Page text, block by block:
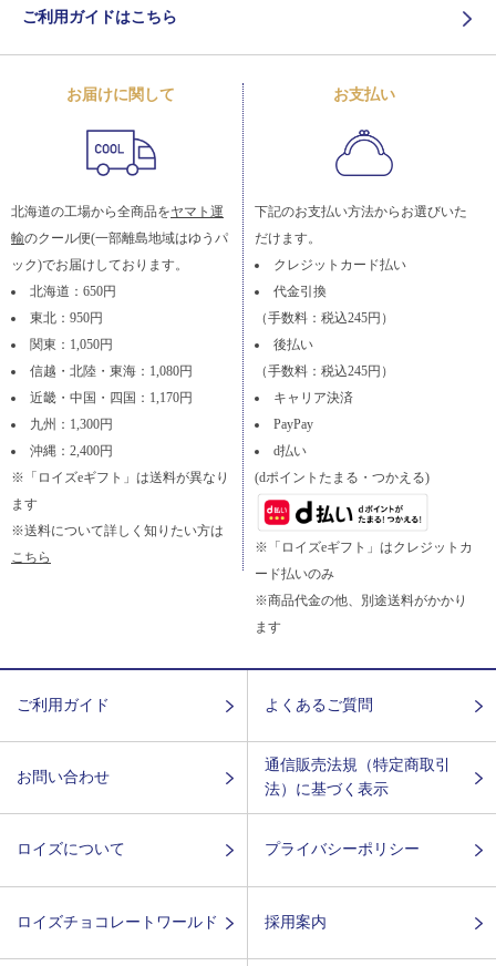
ご利用ガイドはこちら
お届けに関して
北海道の工場から全商品をヤマト運
輸のクール便(一部離島地域はゆうパ
ック)でお届けしております。
北海道：650円
東北：950円
関東：1,050円
信越・北陸・東海：1,080円
近畿・中国・四国：1,170円
九州：1,300円
沖縄：2,400円
※「ロイズeギフト」は送料が異なり
ます
※送料について詳しく知りたい方は
こちら
お支払い
下記のお支払い方法からお選びいた
だけます。
クレジットカード払い
代金引換
（手数料：税込245円）
後払い
（手数料：税込245円）
キャリア決済
PayPay
d払い
(dポイントたまる・つかえる)
※「ロイズeギフト」はクレジットカ
ード払いのみ
※商品代金の他、別途送料がかかり
ます
ご利用ガイド よくあるご質問
お問い合わせ
通信販売法規（特定商取引
法）に基づく表示
ロイズについて プライバシーポリシー
ロイズチョコレートワールド 採用案内